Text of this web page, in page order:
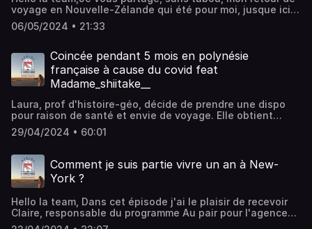
voyage en Nouvelle-Zélande qui été pour moi, jusque ici
et depuis 10 ans, le plus beau pays du monde. J'y suis
retournée pendant seulement une semaine. Pourquoi j'y
passé ? Je vous dis tout dans cette nouvelle anecdote de
voyage! Bisou la teamPs: je vous ai enregistré ce podcast
en voyage et j'ai quelques sons parasites sur l'audio, ça
m'a rendu folle au montage. Mais je vous le publie quand
même. Un son bof c'est mieux que pas d'épisode du tout
non ? Insta : @hublotoucouloirHébergé par Ausha. Visitez
ausha.co/politique-de-confidentialite pour plus
d'informations.
06/05/2024 • 21:33
Coincée pendant 5 mois en polynésie
française à cause du covid feat
Madame_shiitake__
Laura, prof d'histoire-géo, décide de prendre une dispo
pour raison de santé et envie de voyage. Elle obtient
cette dispo d'un an et son visa pour un PVT en Nouvelle-
Zélande en mars 2020... Laura se retrouve bloquée
raconte son histoire ! Instagram :
@hublotoucouloirInstagram : @madame_shiitake__site
internet de Laura : www.madame-shiitake.comHébergé
pour plus d'informations.
29/04/2024 • 60:01
Comment je suis partie vivre un an à New-
York ?
Hello la team, Dans cet épisode j'ai le plaisir de recevoir
Claire, responsable du programme Au pair pour l'agence
de séjours linguistiques Calvin-Thomas. Calvin-Thomas